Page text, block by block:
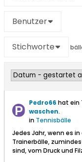
Benutzer
Stichworte
Pedro66 hat ein
waschen.
in Tennisbälle
Jedes Jahr, wenn es
Trainerbälle,
sind, vom Druck und